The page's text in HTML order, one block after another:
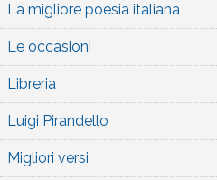
La migliore poesia italiana
Le occasioni
Libreria
Luigi Pirandello
Migliori versi